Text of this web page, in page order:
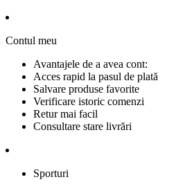
Contul meu
Avantajele de a avea cont:
Acces rapid la pasul de plată
Salvare produse favorite
Verificare istoric comenzi
Retur mai facil
Consultare stare livrări
Sporturi